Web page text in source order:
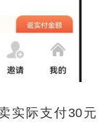
实际支付30元